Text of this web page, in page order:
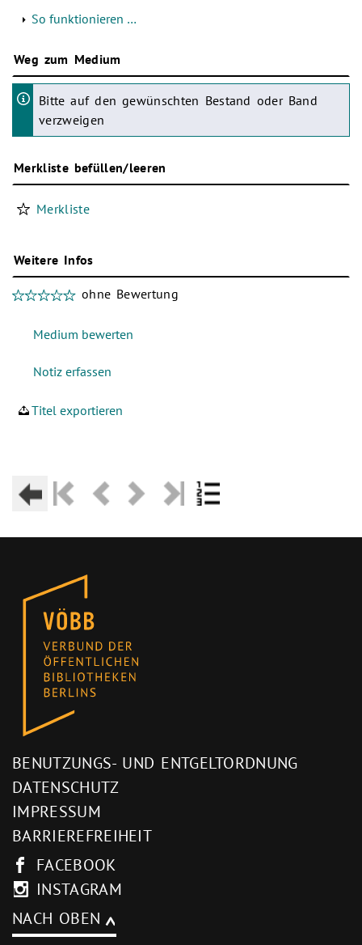
So funktionieren …
Weg zum Medium
Bitte auf den gewünschten Bestand oder Band
verzweigen
Merkliste befüllen/leeren
Merkliste
Weitere Infos
ohne Bewertung
Titel exportieren
BENUTZUNGS- UND ENTGELTORDNUNG
DATENSCHUTZ
IMPRESSUM
BARRIEREFREIHEIT
FACEBOOK
INSTAGRAM
NACH OBEN